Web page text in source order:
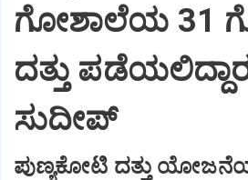
ಗೋಶಾಲೆಯ 31
ದತ್ತು
ಸುದೀಪ್
ಪುಣ್ಯಕೋಟಿ ದತ್ತು